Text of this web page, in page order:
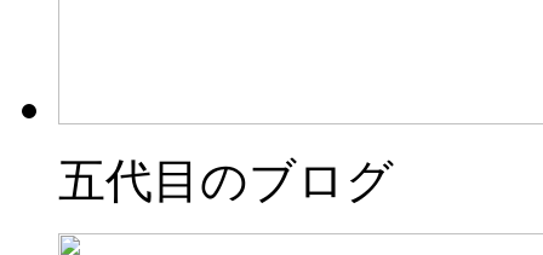
五代目のブログ